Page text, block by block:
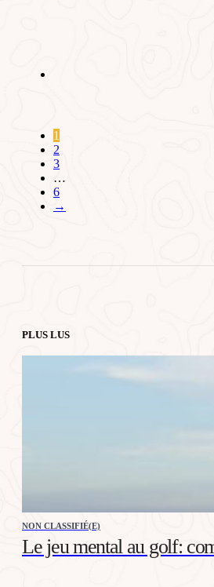
1
2
3
…
6
→
PLUS LUS
NON CLASSIFIÉ(E)
Le jeu mental au golf: